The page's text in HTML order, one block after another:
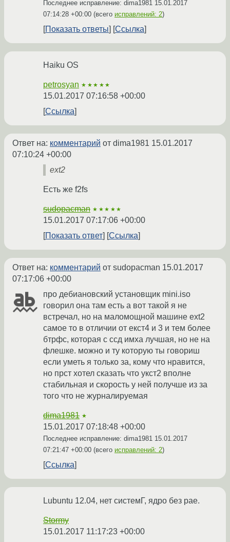
Последнее исправление: dima1981 15.01.2017
07:14:28 +00:00 (всего исправлений: 2)
Показать ответы Ссылка
Haiku OS
petrosyan ★★★★★
15.01.2017 07:16:58 +00:00
Ссылка
Ответ на: комментарий от dima1981 15.01.2017
07:10:24 +00:00
ext2
Есть же f2fs
sudopacman ★★★★★
15.01.2017 07:17:06 +00:00
Показать ответ
Ссылка
Ответ на: комментарий от sudopacman 15.01.2017
07:17:06 +00:00
про дебиановский установщик mini.iso
говорил она там есть а вот такой я не
встречал, но на маломощной машине ext2
самое то в отличии от екст4 и 3 и тем более
бтрфс, которая с ссд имха лучшая, но не на
флешке. можно и ту которую ты говориш
если уметь я только за, кому что нравится,
но прст хотел сказать что укст2 вполне
стабильная и скорость у ней получше из за
того что не журналируемая
dima1981 ★
15.01.2017 07:18:48 +00:00
Последнее исправление: dima1981 15.01.2017
07:21:47 +00:00 (всего исправлений: 2)
Ссылка
Lubuntu 12.04, нет системГ, ядро без pae.
Stormy
15.01.2017 11:17:23 +00:00